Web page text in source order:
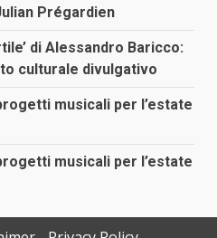
Prégardien
di Alessandro Baricco:
culturale divulgativo
musicali per l’estate
musicali per l’estate